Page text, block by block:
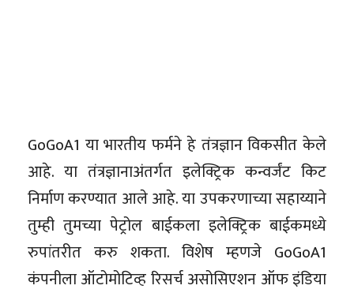
GoGoA1 या भारतीय फर्मने हे तंत्रज्ञान विकसीत केले
आहे. या तंत्रज्ञानाअंतर्गत इलेक्ट्रिक कन्वर्जंट किट
निर्माण करण्यात आले आहे. या उपकरणाच्या सहाय्याने
तुम्ही तुमच्या पेट्रोल बाईकला इलेक्ट्रिक बाईकमध्ये
रुपांतरीत करु शकता. विशेष म्हणजे GoGoA1
कंपनीला ऑटोमोटिव्ह रिसर्च असोसिएशन ऑफ इंडिया